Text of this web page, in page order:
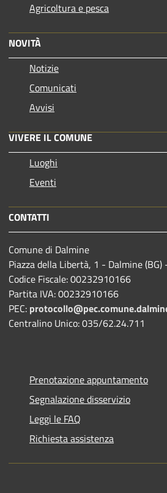
Agricoltura e pesca
NOVITÀ
Notizie
Comunicati
Avvisi
VIVERE IL COMUNE
Luoghi
Eventi
CONTATTI
Comune di Dalmine
Piazza della Libertà, 1 - Dalmine
Codice Fiscale: 00232910166
Partita IVA: 00232910166
PEC:
Centralino Unico: 035/62.24.711
Prenotazione appuntamento
Segnalazione disservizio
Leggi le FAQ
Richiesta assistenza